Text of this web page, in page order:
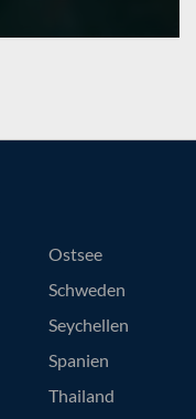
Ostsee
Schweden
Seychellen
Spanien
Thailand